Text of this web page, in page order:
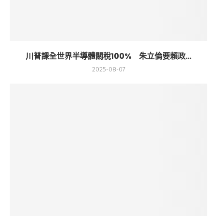
川普課全世界半導體關稅100% 朱立倫要賴政...
2025-08-07